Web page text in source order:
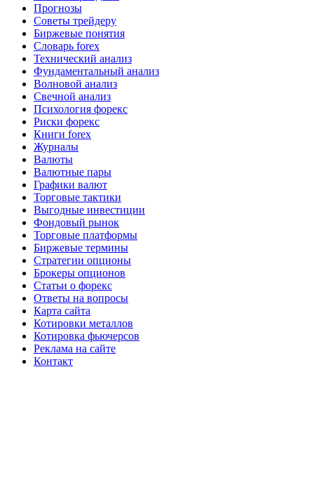
Прогнозы
Советы трейдеру
Биржевые понятия
Словарь forex
Технический анализ
Фундаментальный анализ
Волновой анализ
Свечной анализ
Психология форекс
Риски форекс
Книги forex
Журналы
Валюты
Валютные пары
Графики валют
Торговые тактики
Выгодные инвестиции
Фондовый рынок
Торговые платформы
Биржевые термины
Стратегии опционы
Брокеры опционов
Статьи о форекс
Ответы на вопросы
Карта сайта
Котировки металлов
Котировка фьючерсов
Реклама на сайте
Контакт